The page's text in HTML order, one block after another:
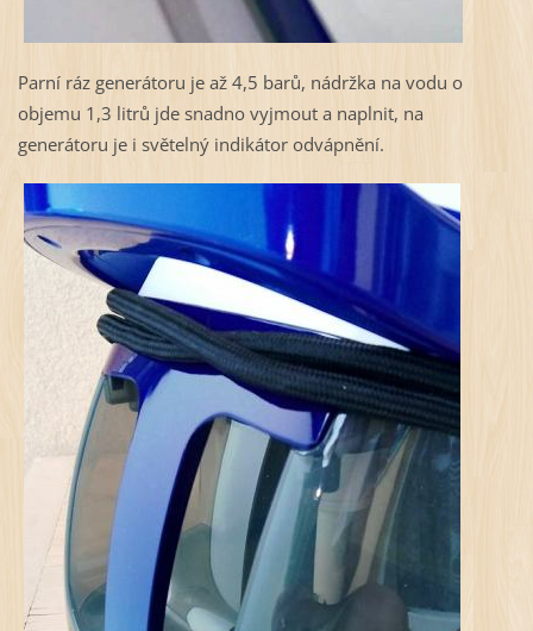
Parní ráz generátoru je až 4,5 barů, nádržka na vodu o
objemu 1,3 litrů jde snadno vyjmout a naplnit, na
generátoru je i světelný indikátor odvápnění.